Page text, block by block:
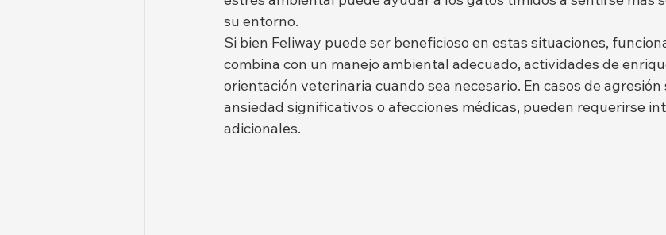
su entorno.
Si bien Feliway puede ser beneficioso en estas situaciones,
combina con un manejo ambiental adecuado, actividades de
orientación veterinaria cuando sea necesario. En casos de
ansiedad significativos o afecciones médicas, pueden requerirse
adicionales.